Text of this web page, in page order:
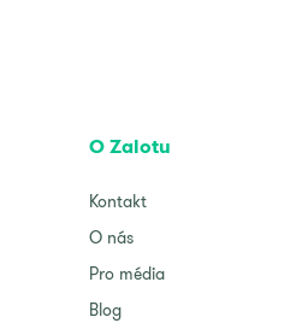
O Zalotu
Kontakt
O nás
Pro média
Blog